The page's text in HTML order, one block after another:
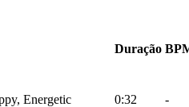
Duração
Energetic 0:32 -